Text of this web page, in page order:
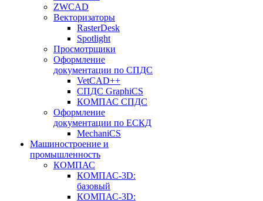
ZWCAD
Векторизаторы
RasterDesk
Spotlight
Просмотрщики
Оформление
документации по СПДС
VetCAD++
СПДС GraphiCS
КОМПАС СПДС
Оформление
документации по ЕСКД
MechaniCS
Машиностроение и
промышленность
КОМПАС
КОМПАС-3D:
базовый
КОМПАС-3D: